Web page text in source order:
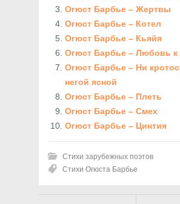
Огюст Барбье – Жертвы
Огюст Барбье – Котел
Огюст Барбье – Кьяйя
Огюст Барбье – Любовь к
Огюст Барбье – Ни
негой ясной
Огюст Барбье – Плеть
Огюст Барбье – Смех
Огюст Барбье – Цинтия
Стихи зарубежных поэтов
Стихи Огюста Барбье